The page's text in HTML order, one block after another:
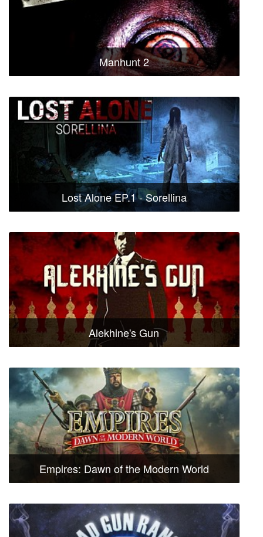
Manhunt 2
Lost Alone EP.1 - Sorellina
Alekhine's Gun
Empires: Dawn of the Modern World